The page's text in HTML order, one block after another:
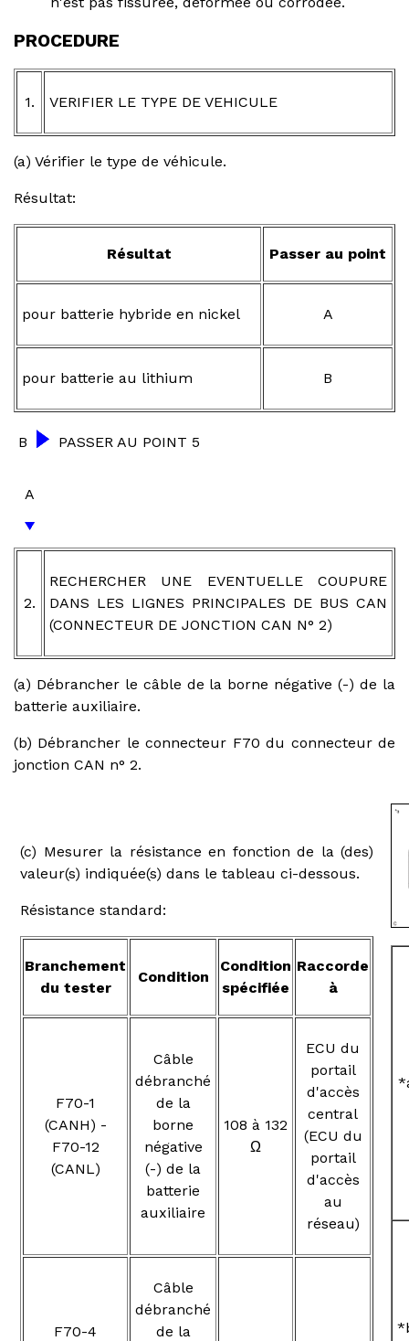
PROCEDURE
1. VERIFIER LE TYPE DE VEHICULE
(a) Vérifier le type de véhicule.
Résultat:
Résultat Passer au point
pour batterie hybride en nickel A
pour batterie au lithium B
B PASSER AU POINT 5
A
2.
RECHERCHER UNE EVENTUELLE COUPURE
DANS LES LIGNES PRINCIPALES DE BUS CAN
(CONNECTEUR DE JONCTION CAN N° 2)
(a) Débrancher le câble de la borne négative (-) de la
batterie auxiliaire.
(b) Débrancher le connecteur F70 du connecteur de
jonction CAN n° 2.
(c) Mesurer la résistance en fonction de la (des)
valeur(s) indiquée(s) dans le tableau ci-dessous.
Résistance standard:
Branchement
du tester
Condition
Condition
spécifiée
Raccorde
à
F70-1
(CANH) -
F70-12
(CANL)
Câble
débranché
de la
borne
négative
(-) de la
batterie
auxiliaire
108 à 132
Ω
ECU du
portail
d'accès
central
(ECU du
portail
d'accès
au
réseau)
F70-4
Câble
débranché
de la